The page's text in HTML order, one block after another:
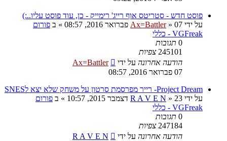
פוסט חדש - סטריטס אוף רייג' רימייק - כן, עוד פוסט עליו..:)
על ידי
Ax=Battler» 07 פברואר 2016, 08:57 » ב פורום
VGFreak - כללי
0 תגובות
245101 צפיות
הודעה אחרונה על ידי
Ax=Battler
07 פברואר 2016, 08:57
Project Dream- רייר מפרסמת סרטון על משחק שלא יצא לSNES
על ידי
R A V E N » 23 דצמבר 2015, 10:57 » ב פורום
VGFreak - כללי
0 תגובות
247184 צפיות
הודעה אחרונה על ידי
R A V E N